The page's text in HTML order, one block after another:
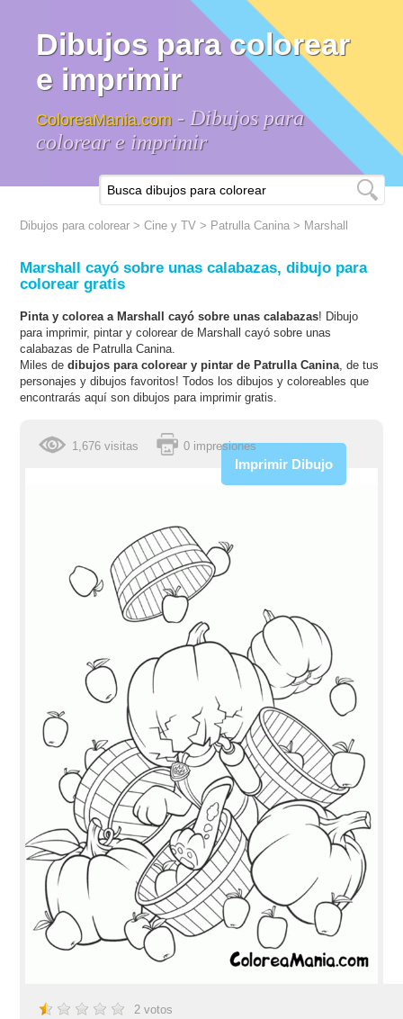
Dibujos para colorear
e imprimir
ColoreaMania.com - Dibujos para
colorear e imprimir
Dibujos para colorear >Cine y TV > Patrulla Canina > Marshall
Marshall cayó sobre unas calabazas, dibujo para
colorear gratis
Pinta y colorea a Marshall cayó sobre unas calabazas! Dibujo
para imprimir, pintar y colorear de Marshall cayó sobre unas
calabazas de Patrulla Canina.
Miles dedibujos para colorear y pintar de Patrulla Canina, de tus
personajes y dibujos favoritos! Todos los dibujos y coloreables que
encontrarás aquí son dibujos para imprimir gratis.
1,676 visitas 0 impresiones
Imprimir Dibujo
2 votos